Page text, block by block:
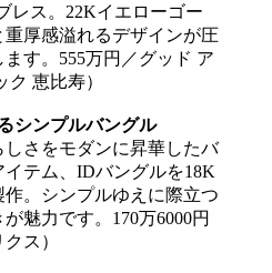
レス。22Kイエローゴー
厚感溢れるデザインが圧
す。555万円／グッド ア
恵比寿）
シンプルバングル
しさをモダンに昇華したバ
テム、IDバングルを18K
。シンプルゆえに際立つ
魅力です。170万6000円
ス）